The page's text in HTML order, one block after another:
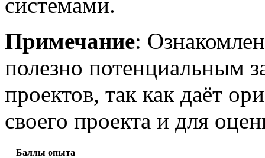
Примечание:
полезно потенциальным
проектов, так как даёт
своего проекта и для
Баллы опыта